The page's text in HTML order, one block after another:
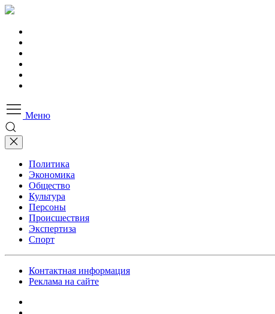
Меню
Политика
Экономика
Общество
Культура
Персоны
Происшествия
Экспертиза
Спорт
Контактная информация
Реклама на сайте